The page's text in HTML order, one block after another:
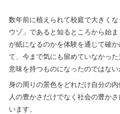
数年前に植えられて校庭で大きく
ウゾ」であると知るところから始
が紙になるのかを体験を通じて確
て、今まで気にも留めていなかっ
意味を持つものになったのではない
身の周りの景色をどれだけ自分の
人の豊かさだけでなく社会の豊か
います。